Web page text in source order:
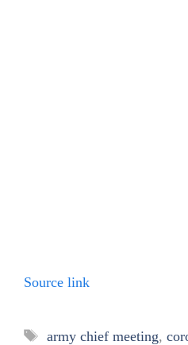
Source link
Tags
army chief meeting,